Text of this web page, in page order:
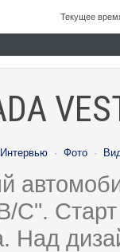
Текущее
Интервью · Фото ·
C".
Над